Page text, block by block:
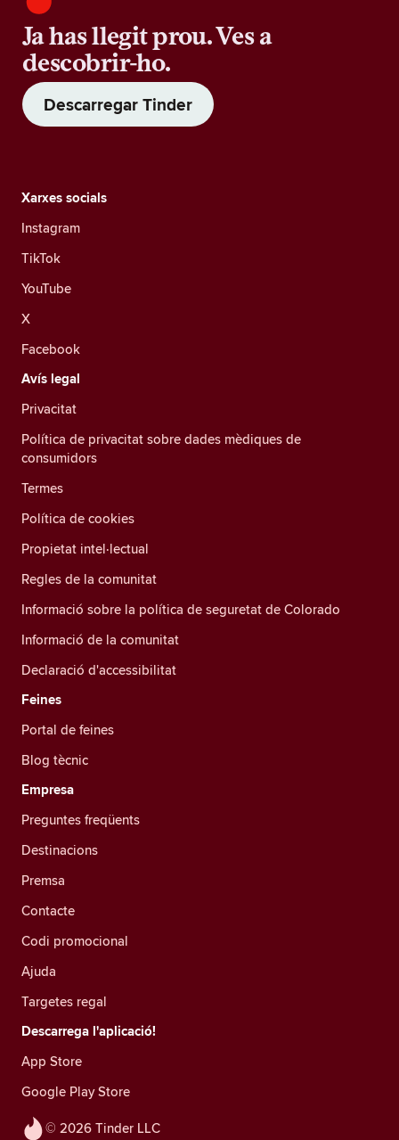
Ja has llegit prou. Ves a
descobrir-ho.
Descarregar Tinder
© 2026 Tinder LLC
Xarxes socials
Instagram
TikTok
YouTube
X
Facebook
Avís legal
Privacitat
Política de privacitat sobre dades mèdiques de
consumidors
Termes
Política de cookies
Propietat intel·lectual
Regles de la comunitat
Informació sobre la política de seguretat de Colorado
Informació de la comunitat
Declaració d'accessibilitat
Feines
Portal de feines
Blog tècnic
Empresa
Preguntes freqüents
Destinacions
Premsa
Contacte
Codi promocional
Ajuda
Targetes regal
Descarrega l'aplicació!
App Store
Google Play Store